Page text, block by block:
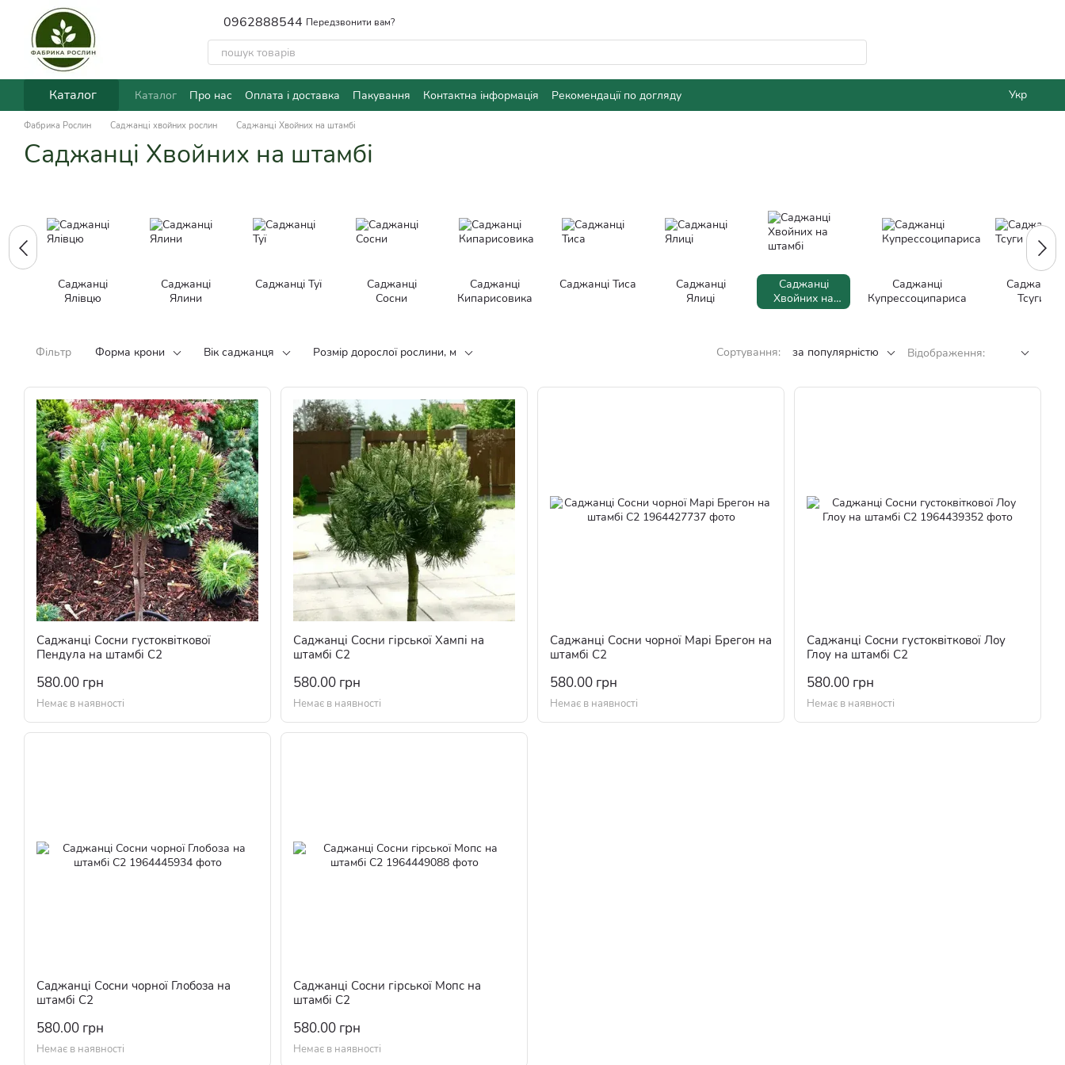
Перейти до основного контенту
0962888544 Передзвонити вам?
Каталог Каталог Про нас Оплата і доставка Пакування Контактна інформація Рекомендації по догляду Укр
Фабрика Рослин Саджанці хвойних рослин Саджанці Хвойних на штамбі
Саджанці Хвойних на штамбі
Саджанці
Ялівцю
Саджанці
Ялини
Саджанці Туї
Саджанці
Сосни
Саджанці
Кипарисовика
Саджанці Тиса
Саджанці
Ялиці
Саджанці
Хвойних на
штамбі
Саджанці
Купрессоципариса
Саджанці
Тсуги
Фільтр Форма крони Вік саджанця Розмір дорослої рослини, м Сортування: за популярністю Відображення:
Саджанці Сосни густоквіткової
Пендула на штамбі С2
580.00 грн
Немає в наявності
Саджанці Сосни гірської Хампі на
штамбі С2
580.00 грн
Немає в наявності
Саджанці Сосни чорної Марі Брегон на
штамбі С2
580.00 грн
Немає в наявності
Саджанці Сосни густоквіткової Лоу
Глоу на штамбі С2
580.00 грн
Немає в наявності
Саджанці Сосни чорної Глобоза на
штамбі С2
580.00 грн
Немає в наявності
Саджанці Сосни гірської Мопс на
штамбі С2
580.00 грн
Немає в наявності